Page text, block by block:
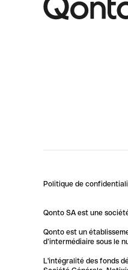
Politique de
Qonto SA est une
Qonto est un
d’intermédiaire sous le
L'intégralité des fonds